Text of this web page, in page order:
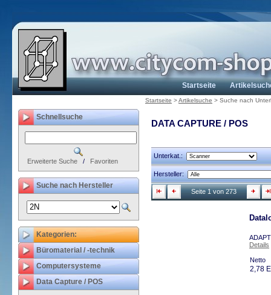
Startseite
Startseite >Artikelsuche > Suche nach
DATA CAPTURE / POS
Unterkat.:
Hersteller:
Seite 1 von 273
Details
Netto
2,78
Schnellsuche
Erweiterte Suche / Favoriten
Suche nach Hersteller
Kategorien:
Büromaterial / -technik
Computersysteme
Data Capture / POS